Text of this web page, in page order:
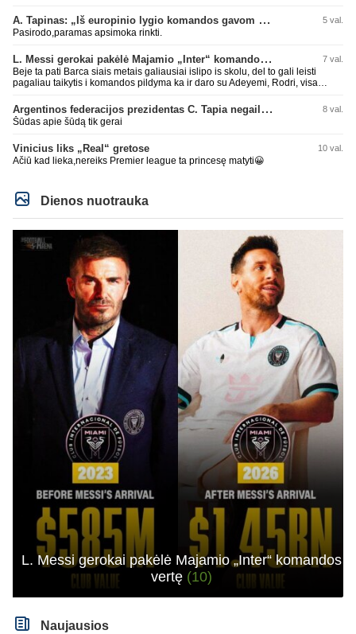
A. Tapinas: „Iš europinio lygio komandos gavom gerų pamokų“ 5 val.
Pasirodo,paramas apsimoka rinkti.
L. Messi gerokai pakėlė Majamio „Inter“ komandos vertę 7 val.
Beje ta pati Barca siais metais galiausiai islipo is skolu, del to gali leisti
pagaliau taikytis i komandos pildyma ka ir daro su Adeyemi, Rodri, visa
Argentinos federacijos prezidentas C. Tapia negailėjo pagyrų G. Infantino 8 val.
Šūdas apie šūdą tik gerai
Vinicius liks „Real“ gretose 10 val.
Ačiū kad lieka,nereiks Premier league ta princesę matyti😀
Dienos nuotrauka
L. Messi gerokai pakėlė Majamio „Inter“ komandos
vertę (10)
Naujausios